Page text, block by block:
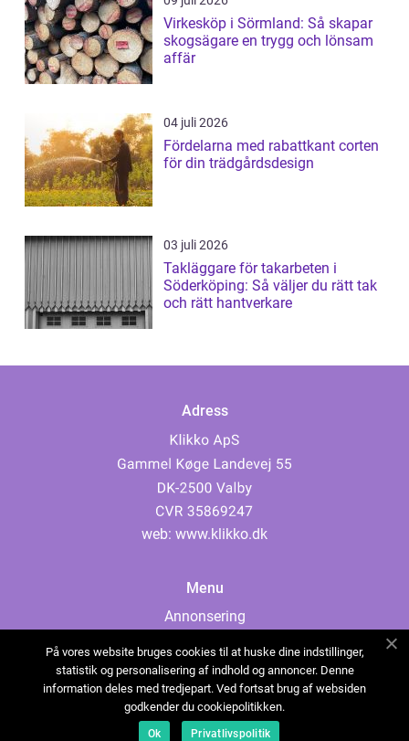
Virkesköp i Sörmland: Så skapar
skogsägare en trygg och lönsam
affär
04 juli 2026
Fördelarna med rabattkant corten
för din trädgårdsdesign
03 juli 2026
Takläggare för takarbeten i
Söderköping: Så väljer du rätt tak
och rätt hantverkare
Adress
web: www.klikko.dk
Menu
Annonsering
Cookies
Kontakta oss
Sitemap
På vores website bruges cookies til at huske dine indstillinger,
statistik og personalisering af indhold og annoncer. Denne
information deles med tredjepart. Ved fortsat brug af websiden
godkender du cookiepolitikken.
Ok Privatlivspolitik